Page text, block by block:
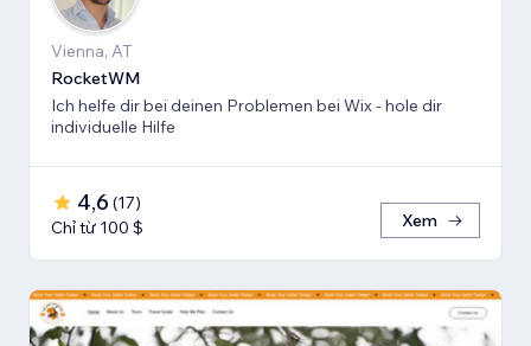
Vienna, AT
RocketWM
Ich helfe dir bei deinen Problemen bei Wix - hole dir
individuelle Hilfe
4,6 (17)
Chỉ từ 100 $
Xem